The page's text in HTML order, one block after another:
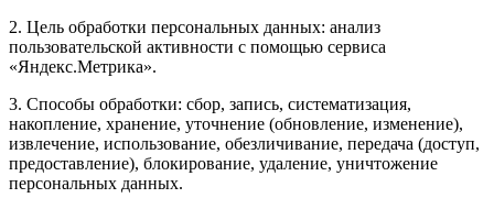
2. Цель обработки персональных данных: анализ
пользовательской активности с помощью сервиса
«Яндекс.Метрика».
3. Способы обработки: сбор, запись, систематизация,
накопление, хранение, уточнение (обновление, изменение),
извлечение, использование, обезличивание, передача (доступ,
предоставление), блокирование, удаление, уничтожение
персональных данных.